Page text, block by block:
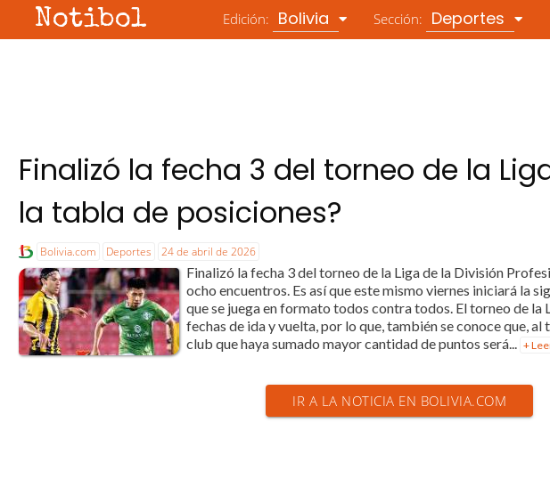
Notibol Edición: Bolivia Sección: Deportes
Finalizó la fecha 3 del torneo de la
la tabla de posiciones?
Bolivia.com Deportes 24 de abril de 2026
Finalizó la fecha 3 del torneo de la Liga de la División
ocho encuentros. Es así que este mismo viernes iniciará la
que se juega en formato todos contra todos. El torneo de la
fechas de ida y vuelta, por lo que, también se conoce que,
club que haya sumado mayor cantidad de puntos será... +
IR A LA NOTICIA EN BOLIVIA.COM